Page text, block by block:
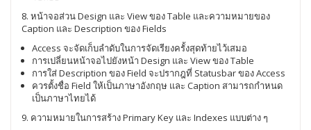
8. หน้าจอส่วน Design และ View ของ Table และความหมายของ
Caption และ Description ของ Fields
Access จะจัดเก็บลำดับในการจัดเรียงครั้งสุดท้ายไว้เสมอ
การเปลี่ยนหน้าจอไปยังหน้า Design และ View ของ Table
การใส่ Description ของ Field จะปรากฎที่ Statusbar ของ Access
ควรตั้งชื่อ Field ให้เป็นภาษาอังกฤษ และ Caption สามารถกำหนด
เป็นภาษาไทยได้
9. ความหมายในการสร้าง Primary Key และ Indexes แบบต่าง ๆ